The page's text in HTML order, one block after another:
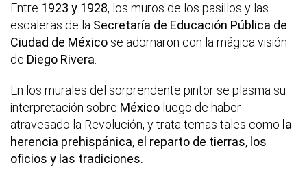
Entre 1923 y 1928, los muros de los pasillos y las
escaleras de la Secretaría de Educación Pública de
Ciudad de México se adornaron con la mágica visión
de Diego Rivera
En los murales del sorprendente pintor se plasma su
interpretación sobre México luego de haber
atravesado la Revolución, y trata temas tales como la
herencia prehispánica, el reparto de tierras, los
oficios y las tradiciones.